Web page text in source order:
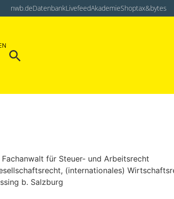
nwb.deDatenbankLivefeedAkademieShoptax&bytes
Search
für Steuer- und Arbeitsrecht
(internationales)
b. Salzburg